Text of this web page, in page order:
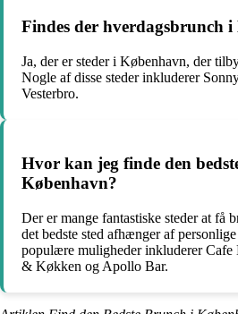
Findes der hverdagsbrunch
Ja, der er steder i København, der
Nogle af disse steder inkluderer
Vesterbro.
Hvor kan jeg finde den
København?
Der er mange fantastiske steder at få
det bedste sted afhænger af
populære muligheder inkluderer
& Køkken og Apollo Bar.